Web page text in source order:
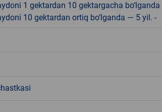
1 gektardan 10 gektargacha
10 gektardan ortiq bo‘lganda — 5 yil. -